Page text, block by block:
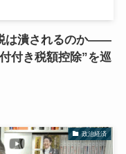
は潰されるのか――
付き税額控除”を巡
政治経済